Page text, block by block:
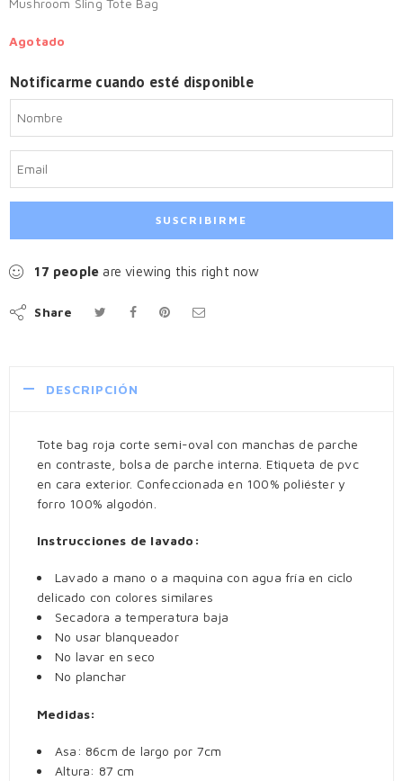
Mushroom Sling Tote Bag
Agotado
Notificarme cuando esté disponible
17 people are viewing this right now
Share
DESCRIPCIÓN
Tote bag roja corte semi-oval con manchas de parche
en contraste, bolsa de parche interna. Etiqueta de pvc
en cara exterior. Confeccionada en 100% poliéster y
forro 100% algodón.
Instrucciones de lavado:
Lavado a mano o a maquina con agua fría en ciclo
delicado con colores similares
Secadora a temperatura baja
No usar blanqueador
No lavar en seco
No planchar
Medidas:
Asa: 86cm de largo por 7cm
Altura: 87 cm